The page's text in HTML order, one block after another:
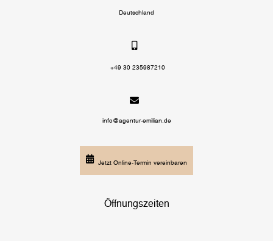
Deutschland
+49 30 235987210
info@agentur-emilian.de
Jetzt Online-Termin vereinbaren
Öffnungszeiten